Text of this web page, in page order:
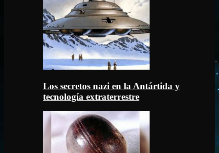
Los secretos nazi en la Antártida y
tecnología extraterrestre